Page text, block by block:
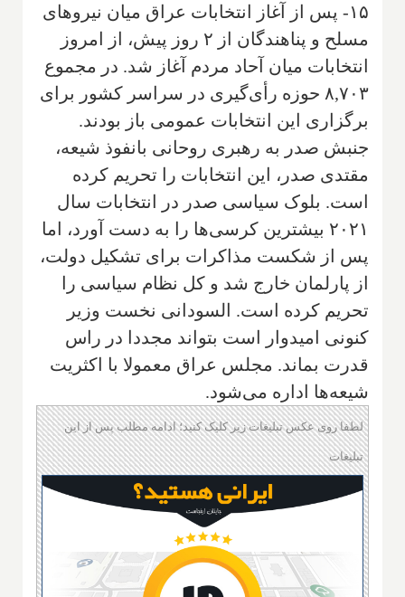
۱۵- پس از آغاز انتخابات عراق میان نیروهای
مسلح و پناهندگان از ۲ روز پیش، از امروز
انتخابات میان آحاد مردم آغاز شد. در مجموع
۸,۷۰۳ حوزه رأی‌گیری در سراسر کشور برای
برگزاری این انتخابات عمومی باز بودند.
جنبش صدر به رهبری روحانی بانفوذ شیعه،
مقتدی صدر، این انتخابات را تحریم کرده
است. بلوک سیاسی صدر در انتخابات سال
۲۰۲۱ بیشترین کرسی‌ها را به دست آورد، اما
پس از شکست مذاکرات برای تشکیل دولت،
از پارلمان خارج شد و کل نظام سیاسی را
تحریم کرده است. السودانی نخست وزیر
کنونی امیدوار است بتواند مجددا در راس
قدرت بماند. مجلس عراق معمولا با اکثریت
شیعه‌ها اداره می‌شود.
لطفا روی عکس تبلیغات زیر کلیک کنید؛ ادامه مطلب پس از این
تبلیغات